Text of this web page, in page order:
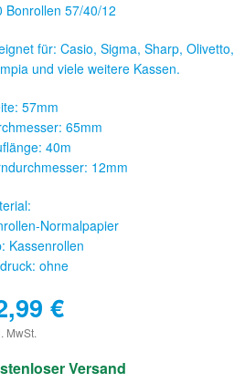
Bonrollen 57/40/12
für: Casio, Sigma, Sharp, Olivetto,
und viele weitere Kassen.
57mm
65mm
40m
12mm
Normalpapier
Kassenrollen
ohne
€
MwSt.
Versand